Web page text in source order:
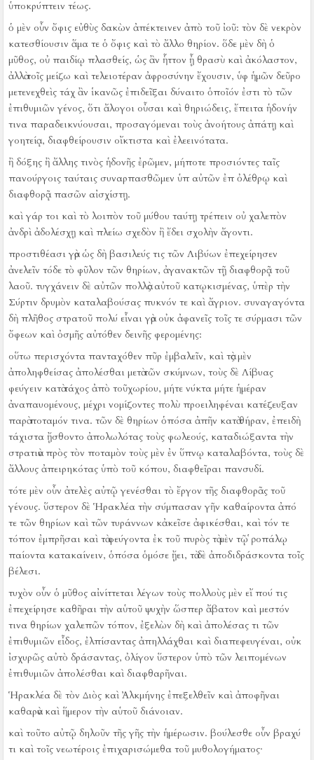
ὑποκρύπτειν τέως.
ὁ μὲν οὖν ὄφις εὐθὺς δακὼν ἀπέκτεινεν ἀπὸ τοῦ ἰοῦ: τὸν δὲ νεκρὸν
κατεσθίουσιν ἅμα τε ὁ ὄφις καὶ τὸ ἄλλο θηρίον. ὅδε μὲν δὴ ὁ
μῦθος, οὐ παιδίῳ πλασθείς, ὡς ἂν ἧττον ᾖ θρασὺ καὶ ἀκόλαστον,
ἀλλὰ τοῖς μείζω καὶ τελειοτέραν ἀφροσύνην ἔχουσιν, ὑφ ἡμῶν δεῦρο
μετενεχθεὶς τάχ ἂν ἱκανῶς ἐπιδεῖξαι δύναιτο ὁποῖόν ἐστι τὸ τῶν
ἐπιθυμιῶν γένος, ὅτι ἄλογοι οὖσαι καὶ θηριώδεις, ἔπειτα ἡδονήν
τινα παραδεικνύουσαι, προσαγόμεναι τοὺς ἀνοήτους ἀπάτῃ καὶ
γοητείᾳ, διαφθείρουσιν οἴκτιστα καὶ ἐλεεινότατα.
ἢ δόξης ἢ ἄλλης τινὸς ἡδονῆς ἐρῶμεν, μήποτε προσιόντες ταῖς
πανούργοις ταύταις συναρπασθῶμεν ὑπ αὐτῶν ἐπ ὀλέθρῳ καὶ
διαφθορᾷ πασῶν αἰσχίστῃ.
καὶ γάρ τοι καὶ τὸ λοιπὸν τοῦ μύθου ταύτῃ τρέπειν οὐ χαλεπὸν
ἀνδρὶ ἀδολέσχῃ καὶ πλείω σχεδὸν ἢ ἔδει σχολὴν ἄγοντι.
προστιθέασι γὰρ ὡς δὴ βασιλεύς τις τῶν Λιβύων ἐπεχείρησεν
ἀνελεῖν τόδε τὸ φῦλον τῶν θηρίων, ἀγανακτῶν τῇ διαφθορᾷ τοῦ
λαοῦ. τυγχάνειν δὲ αὐτῶν πολλὰς αὐτοῦ κατῳκισμένας, ὑπὲρ τὴν
Σύρτιν δρυμὸν καταλαβούσας πυκνόν τε καὶ ἄγριον. συναγαγόντα
δὴ πλῆθος στρατοῦ πολύ εἶναι γὰρ οὐκ ἀφανεῖς τοῖς τε σύρμασι τῶν
ὄφεων καὶ ὀσμῆς αὐτόθεν δεινῆς φερομένης:
οὕτω περισχόντα πανταχόθεν πῦρ ἐμβαλεῖν, καὶ τὰς μὲν
ἀποληφθείσας ἀπολέσθαι μετὰ τῶν σκύμνων, τοὺς δὲ Λίβυας
φεύγειν κατὰ τάχος ἀπὸ τοῦχωρίου, μήτε νύκτα μήτε ἡμέραν
ἀναπαυομένους, μέχρι νομίζοντες πολὺ προειληφέναι κατέζευξαν
παρὰ ποταμόν τινα. τῶν δὲ θηρίων ὁπόσα ἀπῆν κατὰ θήραν, ἐπειδὴ
τάχιστα ᾔσθοντο ἀπολωλότας τοὺς φωλεούς, καταδιώξαντα τὴν
στρατιὰν πρὸς τὸν ποταμὸν τοὺς μὲν ἐν ὕπνῳ καταλαβόντα, τοὺς δὲ
ἄλλους ἀπειρηκότας ὑπὸ τοῦ κόπου, διαφθεῖραι πανσυδί.
τότε μὲν οὖν ἀτελὲς αὐτῷ γενέσθαι τὸ ἔργον τῆς διαφθορᾶς τοῦ
γένους. ὕστερον δὲ Ἡρακλέα τὴν σύμπασαν γῆν καθαίροντα ἀπό
τε τῶν θηρίων καὶ τῶν τυράννων κἀκεῖσε ἀφικέσθαι, καὶ τόν τε
τόπον ἐμπρῆσαι καὶ τὰ φεύγοντα ἐκ τοῦ πυρὸς τὰ μὲν τῷ ῥοπάλῳ
παίοντα κατακαίνειν, ὁπόσα ὁμόσε ᾔει, τὰ δὲ ἀποδιδράσκοντα τοῖς
βέλεσι.
τυχὸν οὖν ὁ μῦθος αἰνίττεται λέγων τοὺς πολλοὺς μὲν εἴ πού τις
ἐπεχείρησε καθῆραι τὴν αὑτοῦ ψυχὴν ὥσπερ ἄβατον καὶ μεστόν
τινα θηρίων χαλεπῶν τόπον, ἐξελὼν δὴ καὶ ἀπολέσας τι τῶν
ἐπιθυμιῶν εἶδος, ἐλπίσαντας ἀπηλλάχθαι καὶ διαπεφευγέναι, οὐκ
ἰσχυρῶς αὐτὸ δράσαντας, ὀλίγον ὕστερον ὑπὸ τῶν λειπομένων
ἐπιθυμιῶν ἀπολέσθαι καὶ διαφθαρῆναι.
Ἡρακλέα δὲ τὸν Διὸς καὶ Ἀλκμήνης ἐπεξελθεῖν καὶ ἀποφῆναι
καθαρὰν καὶ ἥμερον τὴν αὑτοῦ διάνοιαν.
καὶ τοῦτο αὐτῷ δηλοῦν τῆς γῆς τὴν ἡμέρωσιν. βούλεσθε οὖν βραχύ
τι καὶ τοῖς νεωτέροις ἐπιχαρισώμεθα τοῦ μυθολογήματος·